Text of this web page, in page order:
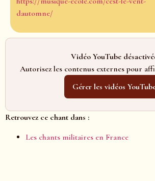
dautomne/
Vidéo YouTube
Autorisez les contenus externes pour
Gérer les vidéos
Retrouvez ce chant dans :
Les chants militaires en France